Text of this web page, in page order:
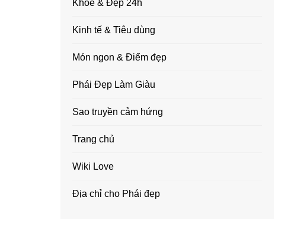
Khỏe & Đẹp 24h
Kinh tế & Tiêu dùng
Món ngon & Điểm đẹp
Phái Đẹp Làm Giàu
Sao truyền cảm hứng
Trang chủ
Wiki Love
Địa chỉ cho Phái đẹp